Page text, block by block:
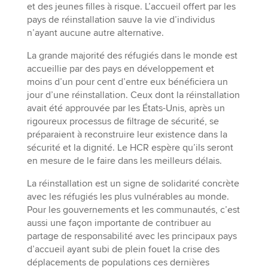
et des jeunes filles à risque. L’accueil offert par les
pays de réinstallation sauve la vie d’individus
n’ayant aucune autre alternative.
La grande majorité des réfugiés dans le monde est
accueillie par des pays en développement et
moins d’un pour cent d’entre eux bénéficiera un
jour d’une réinstallation. Ceux dont la réinstallation
avait été approuvée par les États-Unis, après un
rigoureux processus de filtrage de sécurité, se
préparaient à reconstruire leur existence dans la
sécurité et la dignité. Le HCR espère qu’ils seront
en mesure de le faire dans les meilleurs délais.
La réinstallation est un signe de solidarité concrète
avec les réfugiés les plus vulnérables au monde.
Pour les gouvernements et les communautés, c’est
aussi une façon importante de contribuer au
partage de responsabilité avec les principaux pays
d’accueil ayant subi de plein fouet la crise des
déplacements de populations ces dernières